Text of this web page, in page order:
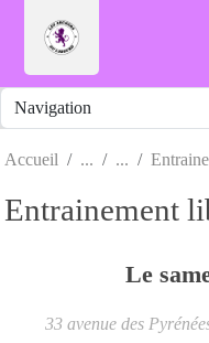
Accueil
Entrainement
Le
33 avenue des